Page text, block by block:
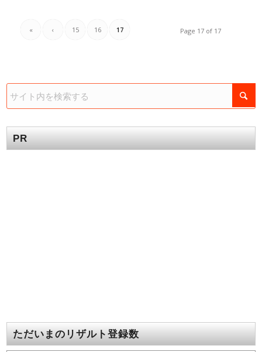
Page 17 of 17
« ‹ 15 16 17
PR
ただいまのリザルト登録数